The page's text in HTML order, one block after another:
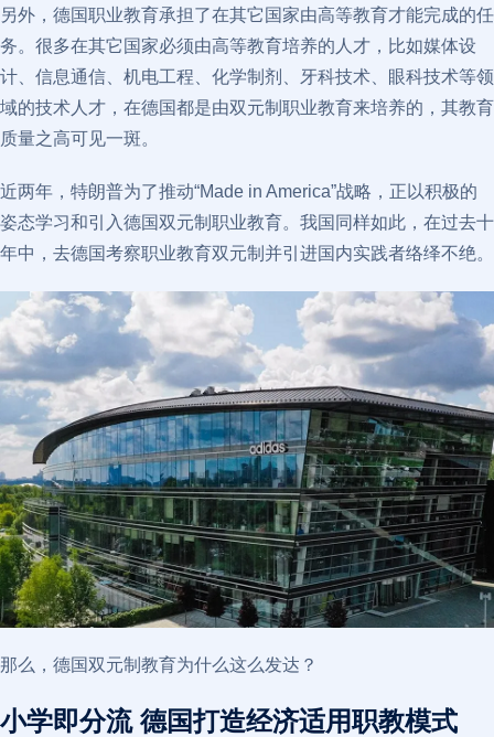
另外，德国职业教育承担了在其它国家由高等教育才能完成的任
务。很多在其它国家必须由高等教育培养的人才，比如媒体设
计、信息通信、机电工程、化学制剂、牙科技术、眼科技术等领
域的技术人才，在德国都是由双元制职业教育来培养的，其教育
质量之高可见一斑。
近两年，特朗普为了推动“Made in America”战略，正以积极的
姿态学习和引入德国双元制职业教育。我国同样如此，在过去十
年中，去德国考察职业教育双元制并引进国内实践者络绎不绝。
那么，德国双元制教育为什么这么发达？
小学即分流 德国打造经济适用职教模式